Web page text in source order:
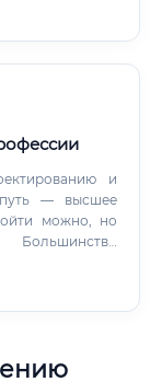
для роста:
и
путь — высшее
можно, но
Большинство